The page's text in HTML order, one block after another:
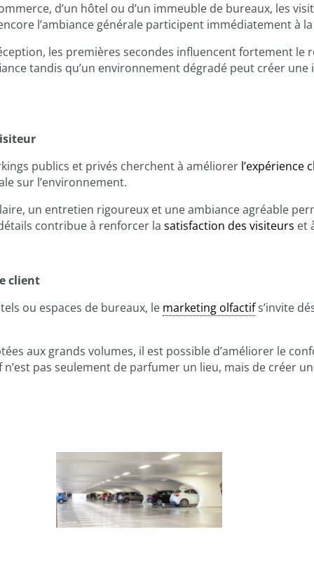
d’un hôtel ou d’un immeuble de bureaux, les
l’ambiance générale participent immédiatement à
les premières secondes influencent fortement le
tandis qu’un environnement dégradé peut créer une
publics et privés cherchent à améliorer l’expérience
sur l’environnement.
un entretien rigoureux et une ambiance agréable
contribue à renforcer la satisfaction des visiteurs et
client
ou espaces de bureaux, le marketing olfactifs’invite
aux grands volumes, il est possible d’améliorer le
n’est pas seulement de parfumer un lieu, mais de créer